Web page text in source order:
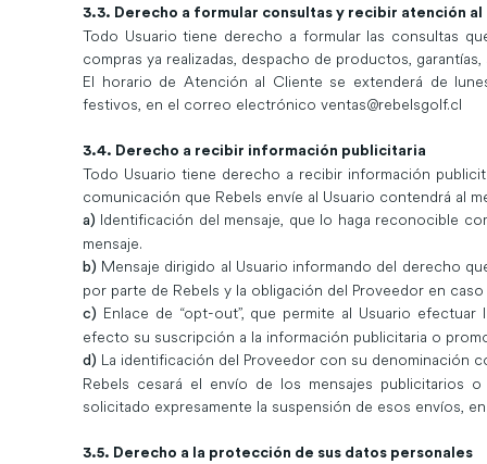
3.3. Derecho a formular consultas y recibir atención
Todo Usuario tiene derecho a formular las consultas
compras ya realizadas, despacho de productos,
El horario de Atención al Cliente se extenderá de
festivos, en el correo electrónico ventas@rebelsgolf.cl
3.4. Derecho a recibir información publicitaria
Todo Usuario tiene derecho a recibir información
comunicación que Rebels envíe al Usuario contendrá al
a) Identificación del mensaje, que lo haga reconocible
mensaje.
b) Mensaje dirigido al Usuario informando del derecho
por parte de Rebels y la obligación del Proveedor en
c) Enlace de “opt-out”, que permite al Usuario
efecto su suscripción a la información publicitaria o
d) La identificación del Proveedor con su denominación
Rebels cesará el envío de los mensajes publicitarios
solicitado expresamente la suspensión de esos envíos,
3.5. Derecho a la protección de sus datos personales